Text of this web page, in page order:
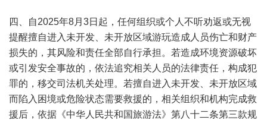
四、自2025年8月3日起，任何组织或个人不听劝返或无视
提醒擅自进入未开发、未开放区域游玩造成人员伤亡和财产
损失的，其风险和责任全部自行承担。若造成环境资源破坏
或引发安全事故的，依法追究相关人员的法律责任，构成犯
罪的，移交司法机关处理。若擅自进入未开发、未开放区域
而陷入困境或危险状态需要救援的，相关组织和机构完成救
援后，依据《中华人民共和国旅游法》第八十二条第三款规